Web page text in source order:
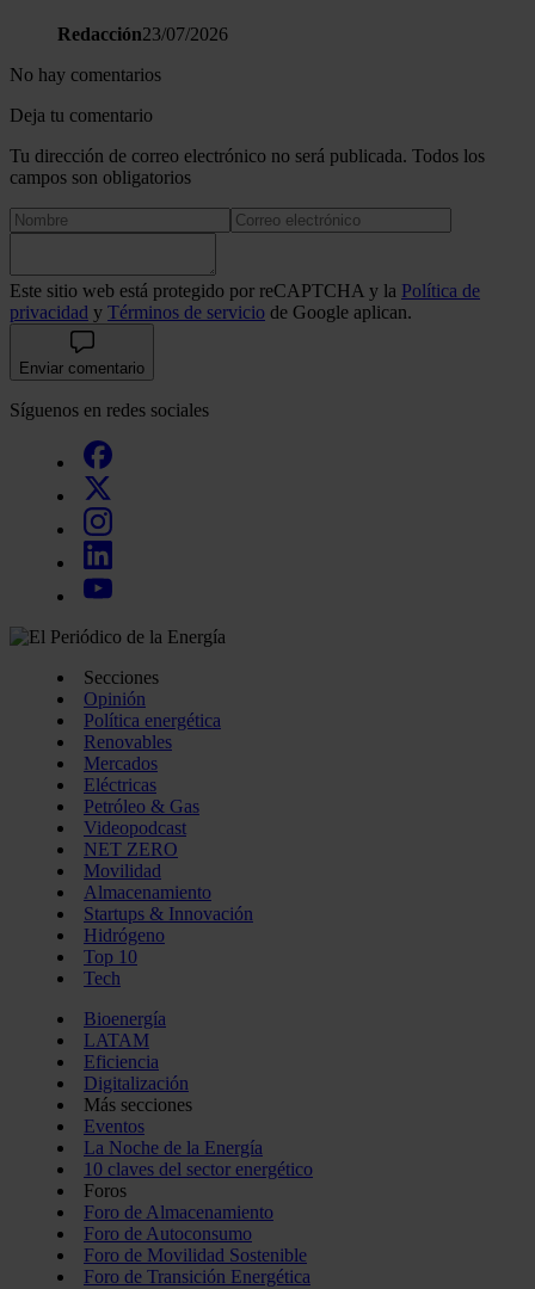
Redacción23/07/2026
No hay comentarios
Deja tu comentario
Tu dirección de correo electrónico no será publicada. Todos los
campos son obligatorios
Este sitio web está protegido por reCAPTCHA y la Política de
privacidad y Términos de servicio de Google aplican.
Enviar comentario
Síguenos en redes sociales
Secciones
Opinión
Política energética
Renovables
Mercados
Eléctricas
Petróleo & Gas
Videopodcast
NET ZERO
Movilidad
Almacenamiento
Startups & Innovación
Hidrógeno
Top 10
Tech
Bioenergía
LATAM
Eficiencia
Digitalización
Más secciones
Eventos
La Noche de la Energía
10 claves del sector energético
Foros
Foro de Almacenamiento
Foro de Autoconsumo
Foro de Movilidad Sostenible
Foro de Transición Energética